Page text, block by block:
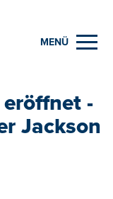
MENÜ
-
Jackson